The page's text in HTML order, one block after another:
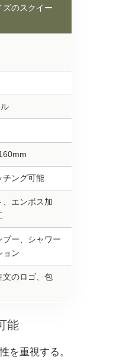
ズのスクイー
チング可能
、エンボス加
ー、シャワー
ョン
文のロゴ、包
能
を重視する。